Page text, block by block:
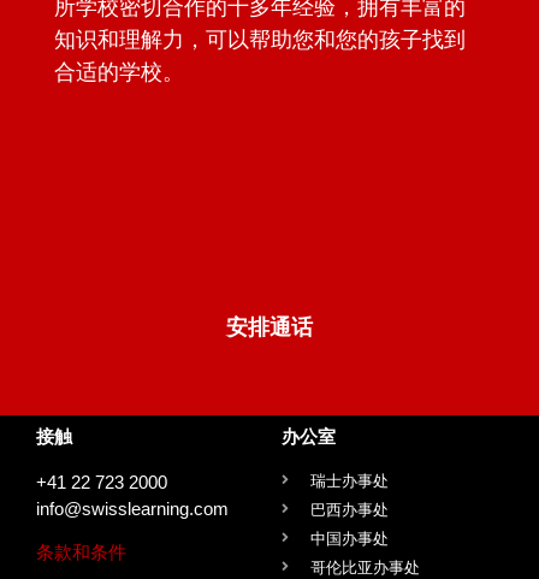
所学校密切合作的十多年经验，拥有丰富的
知识和理解力，可以帮助您和您的孩子找到
合适的学校。
安排通话
接触
+41 22 723 2000
info@swisslearning.com
条款和条件
办公室
瑞士办事处
巴西办事处
中国办事处
哥伦比亚办事处